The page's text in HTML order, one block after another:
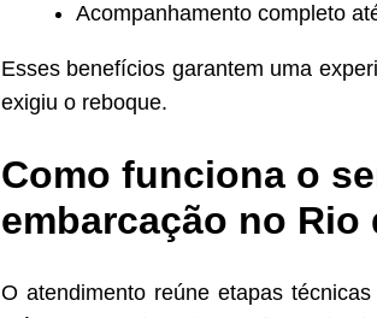
Acompanhamento completo
Esses benefícios garantem uma
exigiu o reboque.
Como funciona o
embarcação no Rio
O atendimento reúne etapas